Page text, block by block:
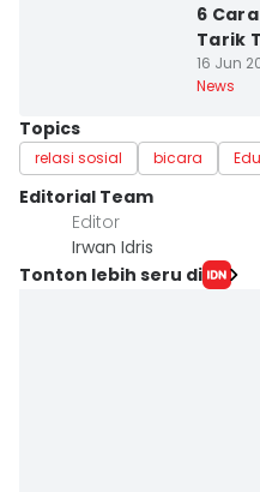
6
Tarik
16 Jun
News
Topics
relasi sosial bicara
Editorial Team
Editor
Irwan Idris
Tonton lebih seru di